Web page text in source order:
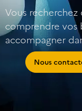
Vous
comprendre vos
accompagner
Nous